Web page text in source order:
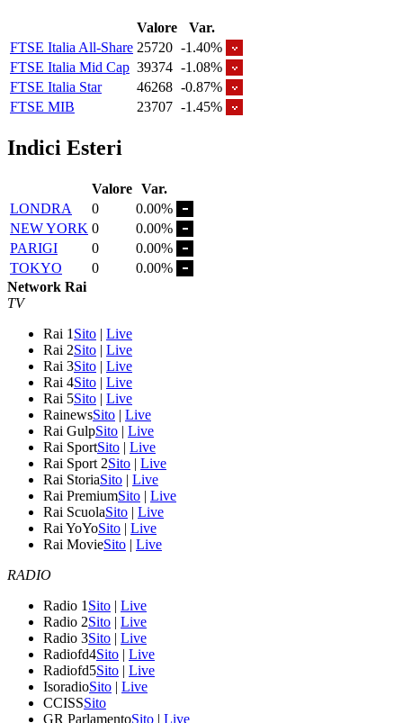
Valore
Var.
FTSE Italia All-Share 25720 -1.40%
FTSE Italia Mid Cap 39374 -1.08%
FTSE Italia Star
46268 -0.87%
FTSE MIB
23707 -1.45%
Indici Esteri
Valore Var.
LONDRA
0
0.00%
NEW YORK 0
0.00%
PARIGI
0
0.00%
TOKYO
0
0.00%
Network Rai
TV
Rai 1 Sito | Live
Rai 2Sito | Live
Rai 3Sito | Live
Rai 4Sito | Live
Rai 5Sito | Live
RainewsSito | Live
Rai GulpSito | Live
Rai SportSito | Live
Rai Sport 2Sito | Live
Rai StoriaSito | Live
Rai PremiumSito | Live
Rai ScuolaSito | Live
Rai YoYoSito | Live
Rai MovieSito | Live
RADIO
Radio 1 Sito | Live
Radio 2Sito | Live
Radio 3Sito | Live
Radiofd4Sito | Live
Radiofd5Sito | Live
IsoradioSito | Live
CCISSSito
GR ParlamentoSito | Live